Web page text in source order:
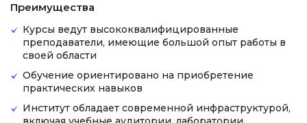
Преимущества
Курсы ведут высококвалифицированные
преподаватели, имеющие большой опыт работы в
своей области
Обучение ориентировано на приобретение
практических навыков
Институт обладает современной инфраструктурой,